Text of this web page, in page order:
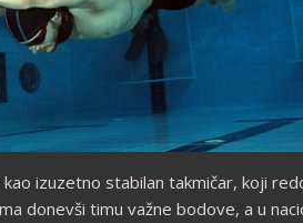
izuzetno stabilan takmičar, koji
donevši timu važne bodove, a u